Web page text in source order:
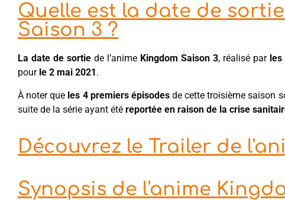
Quelle est la date de
Saison 3 ?
La date de sortie de l’anime Kingdom Saison 3, réalisé par les
pour le 2 mai 2021.
À noter que les 4 premiers épisodesde cette troisième saison
suite de la série ayant été reportée en raison de la crise
Découvrez le Trailer de
Synopsis de l'anime